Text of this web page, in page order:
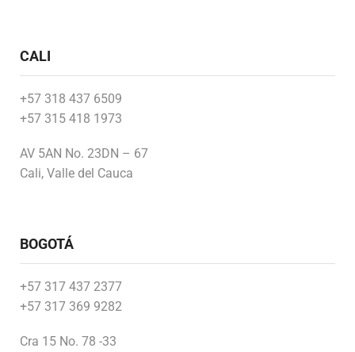
CALI
+57 318 437 6509
+57 315 418 1973
AV 5AN No. 23DN – 67
Cali, Valle del Cauca
BOGOTÁ
+57 317 437 2377
+57 317 369 9282
Cra 15 No. 78 -33